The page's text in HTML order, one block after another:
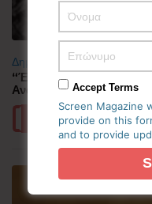
Δημοφιλή
“Έλιωσε” από τη ζέστη
Ανάσες δροσιάς
Περισσότερα
Accept Terms
Screen Magazine
provide on this
and to provide